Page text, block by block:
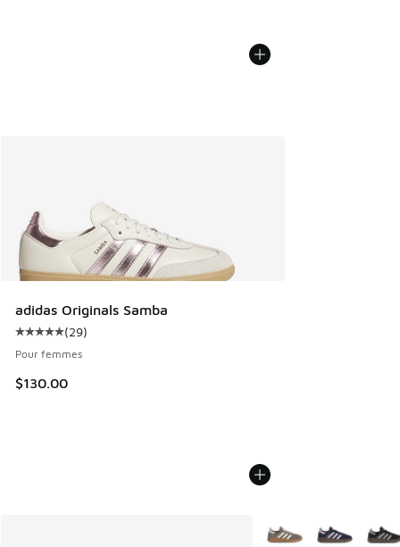
adidas Originals Samba
Cote moyenne du client - [5 sur 5 étoiles], 29
(29)
Pour femmes
$130.00
Plus de couleurs